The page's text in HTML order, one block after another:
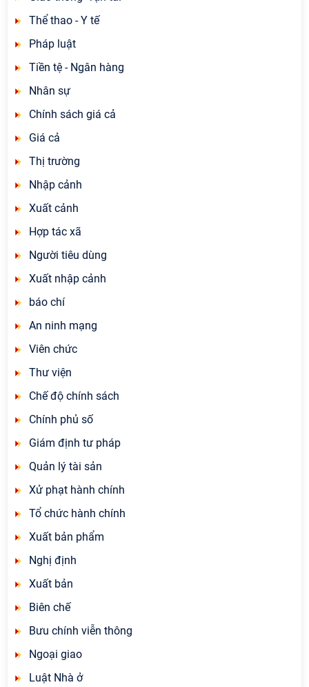
Thể thao - Y tế
Pháp luật
Tiền tệ - Ngân hàng
Nhân sự
Chính sách giá cả
Giá cả
Thị trường
Nhập cảnh
Xuất cảnh
Hợp tác xã
Người tiêu dùng
Xuất nhập cảnh
báo chí
An ninh mạng
Viên chức
Thư viện
Chế độ chính sách
Chính phủ số
Giám định tư pháp
Quản lý tài sản
Xử phạt hành chính
Tổ chức hành chính
Xuất bản phẩm
Nghị định
Xuất bản
Biên chế
Bưu chính viễn thông
Ngoại giao
Luật Nhà ở